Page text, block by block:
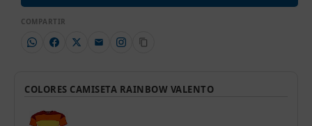
COMPARTIR
COLORES CAMISETA RAINBOW VALENTO